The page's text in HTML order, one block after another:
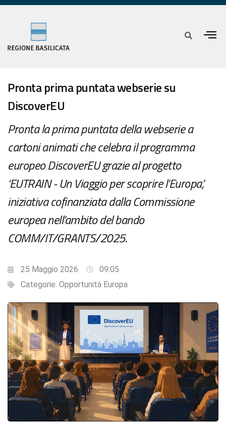
Pronta prima puntata webserie su
DiscoverEU
Pronta la prima puntata della webserie a
cartoni animati che celebra il programma
europeo DiscoverEU grazie al progetto
‘EUTRAIN - Un Viaggio per scoprire l’Europa’,
iniziativa cofinanziata dalla Commissione
europea nell’ambito del bando
COMM/IT/GRANTS/2025.
25 Maggio 2026
09:05
Categorie: Opportunità Europa